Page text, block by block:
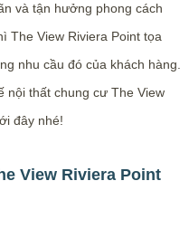
và tận hưởng phong cách
The View Riviera Point tọa
nhu cầu đó của khách hàng.
nội thất chung cư The View
đây nhé!
View Riviera Point